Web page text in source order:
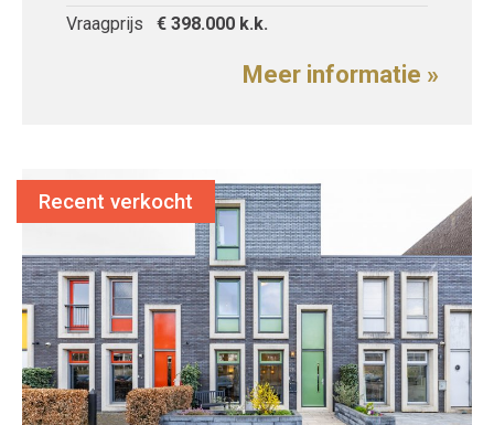
Vraagprijs
€ 398.000 k.k.
Meer informatie »
Recent verkocht